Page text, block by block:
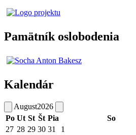
Pamätník oslobodenia
Kalendár
August2026
Po Ut St Št Pia So
27 28 29 30 31 1